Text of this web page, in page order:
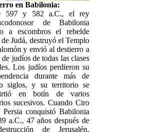
en Babilonia:
597 y 582 a.C., el rey
de Babilonia
a escombros el rebelde
Judá, destruyó el Templo
y envió al destierro a
judíos de todas las clases
Los judíos perdieron su
durante más de
siglos, y su territorio se
en botín de varios
sucesivos. Cuando Ciro
conquistó Babilonia
a.C., 47 años después de
de Jerusalén,